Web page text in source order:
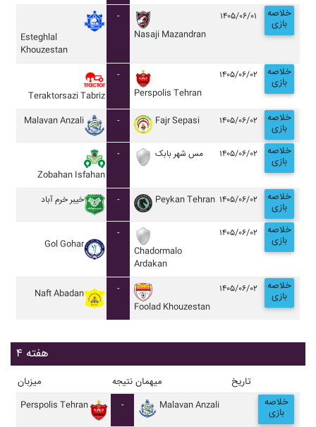
Esteghlal
Khouzestan
-
Nasaji Mazandran
۱۴۰۵/۰۶/۰۱ خلاصه
بازی
Teraktorsazi Tabriz
-
Perspolis Tehran
۱۴۰۵/۰۶/۰۲ خلاصه
بازی
Malavan Anzali - Fajr Sepasi ۱۴۰۵/۰۶/۰۲ خلاصه
بازی
Zobahan Isfahan
- مس شهر بابک ۱۴۰۵/۰۶/۰۲ خلاصه
بازی
خيبر خرم آباد - Peykan Tehran ۱۴۰۵/۰۶/۰۲ خلاصه
بازی
Gol Gohar
-
Chadormalo
Ardakan
۱۴۰۵/۰۶/۰۲ خلاصه
بازی
Naft Abadan
-
Foolad Khouzestan
۱۴۰۵/۰۶/۰۲ خلاصه
بازی
هفته ۴
میزبان نتیجه میهمان تاریخ
Perspolis Tehran - Malavan Anzali خلاصه
بازی